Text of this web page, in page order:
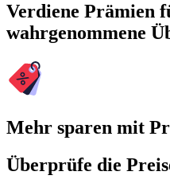
Verdiene Prämien
wahrgenommene
Mehr sparen mit
Überprüfe die